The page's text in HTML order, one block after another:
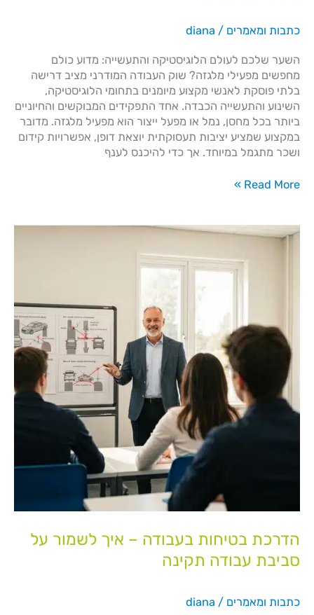
כתבות ומאמרים /
diana
השער שלכם לעולם הלוגיסטיקה והתעשייה: מדוע כולם
מחפשים מפעילי מלגזה? שוק העבודה המודרני מציב דרישה
בלתי פוסקת לאנשי מקצוע מיומנים בתחומי הלוגיסטיקה,
השינוע והתעשייה הכבדה. אחד התפקידים המבוקשים והחיוניים
ביותר בכל מחסן, נמל או מפעל ייצור הוא מפעיל מלגזה. מדובר
במקצוע שמציע יציבות תעסוקתית יוצאת דופן, אפשרויות קידום
ושכר מתגמל במיוחד. אך כדי להיכנס לענף
Read More »
הדרכת בטיחות בעבודה – איך לשמור על
סביבת עבודה תקינה
כתבות ומאמרים /
diana
הדרכת
סביבת
עבודה
תקינה